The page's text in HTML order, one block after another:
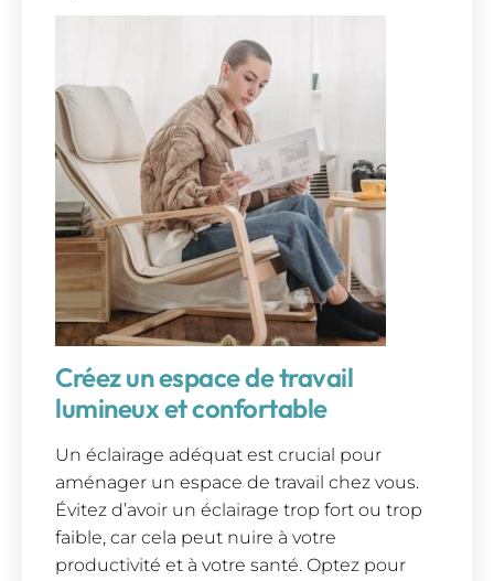
Créez un espace de travail
lumineux et confortable
Un éclairage adéquat est crucial pour
aménager un espace de travail chez vous.
Évitez d’avoir un éclairage trop fort ou trop
faible, car cela peut nuire à votre
productivité et à votre santé. Optez pour